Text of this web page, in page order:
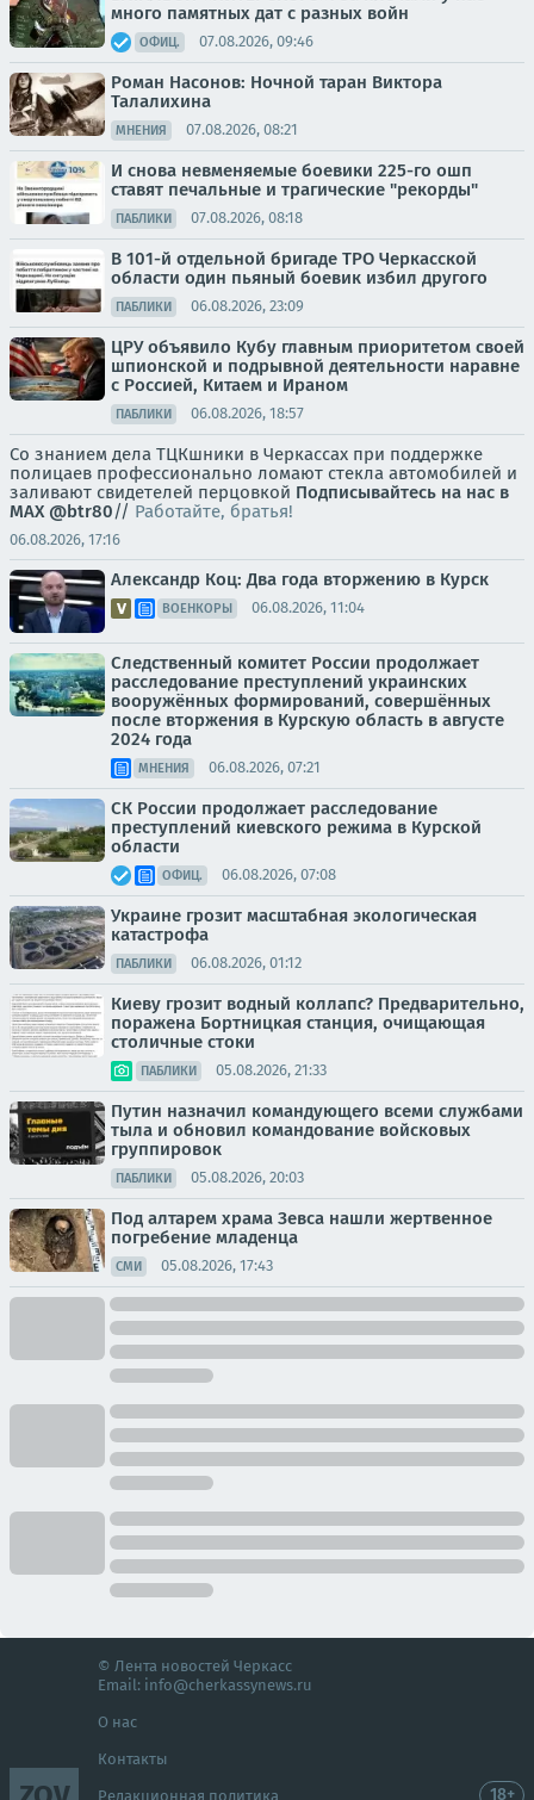
много памятных дат с разных войн
ОФИЦ. 07.08.2026, 09:46
Роман Насонов: Ночной таран Виктора
Талалихина
МНЕНИЯ 07.08.2026, 08:21
И снова невменяемые боевики 225-го ошп
ставят печальные и трагические "рекорды"
ПАБЛИКИ 07.08.2026, 08:18
В 101-й отдельной бригаде ТРО Черкасской
области один пьяный боевик избил другого
ПАБЛИКИ 06.08.2026, 23:09
ЦРУ объявило Кубу главным приоритетом своей
шпионской и подрывной деятельности наравне
с Россией, Китаем и Ираном
ПАБЛИКИ 06.08.2026, 18:57
Со знанием дела ТЦКшники в Черкассах при поддержке
полицаев профессионально ломают стекла автомобилей и
заливают свидетелей перцовкой Подписывайтесь на нас в
MAX @btr80// Работайте, братья!
06.08.2026, 17:16
Александр Коц: Два года вторжению в Курск
ВОЕНКОРЫ 06.08.2026, 11:04
Следственный комитет России продолжает
расследование преступлений украинских
вооружённых формирований, совершённых
после вторжения в Курскую область в августе
2024 года
МНЕНИЯ 06.08.2026, 07:21
СК России продолжает расследование
преступлений киевского режима в Курской
области
ОФИЦ. 06.08.2026, 07:08
Украине грозит масштабная экологическая
катастрофа
ПАБЛИКИ 06.08.2026, 01:12
Киеву грозит водный коллапс? Предварительно,
поражена Бортницкая станция, очищающая
столичные стоки
ПАБЛИКИ 05.08.2026, 21:33
Путин назначил командующего всеми службами
тыла и обновил командование войсковых
группировок
ПАБЛИКИ 05.08.2026, 20:03
Под алтарем храма Зевса нашли жертвенное
погребение младенца
СМИ 05.08.2026, 17:43
© Лента новостей Черкасс
Email: info@cherkassynews.ru
О нас
Контакты
Редакционная политика 18+